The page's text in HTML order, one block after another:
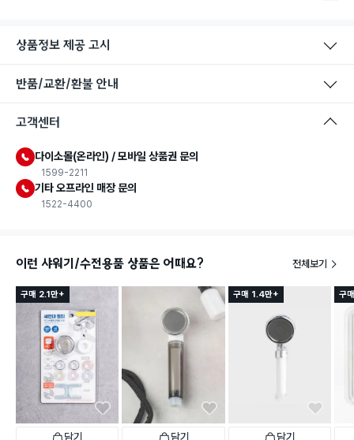
상품정보 제공 고시
반품/교환/환불 안내
고객센터
다이소몰(온라인) / 모바일 상품권 문의
1599-2211
기타 오프라인 매장 문의
1522-4400
이런 샤워기/수전용품 상품은 어때요? 전체보기
구매 2.1만+
담기 담기
구매 1.4만+
담기
구